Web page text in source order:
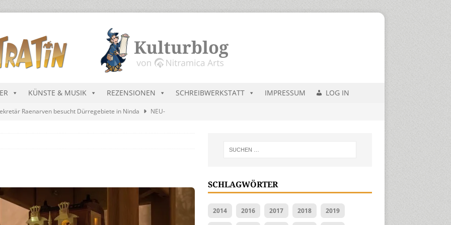
KÜNSTE & MUSIK REZENSIONEN SCHREIBWERKSTATT IMPRESSUM LOG IN
Raenarven besucht Dürregebiete in Ninda
NEU-
Charts im August 2026 MUSIK
SCHLAGWÖRTER
2014 2016 2017 2018 2019